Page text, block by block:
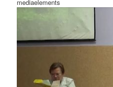
mediaelements